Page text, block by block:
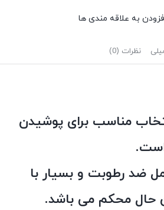
به علاقه مندی ها
نظرات (0)
مناسب برای پوشیدن
است.
ضد رطوبت و بسیار با
حال محکم می باشد.